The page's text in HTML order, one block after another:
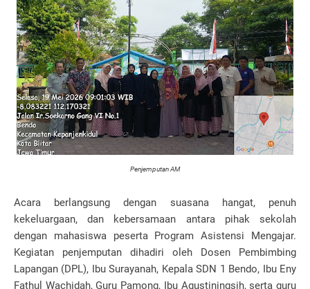
Penjemputan AM
Acara berlangsung dengan suasana hangat, penuh
kekeluargaan, dan kebersamaan antara pihak sekolah
dengan mahasiswa peserta Program Asistensi Mengajar.
Kegiatan penjemputan dihadiri oleh Dosen Pembimbing
Lapangan (DPL), Ibu Surayanah, Kepala SDN 1 Bendo, Ibu Eny
Fathul Wachidah, Guru Pamong, Ibu Agustiningsih, serta guru